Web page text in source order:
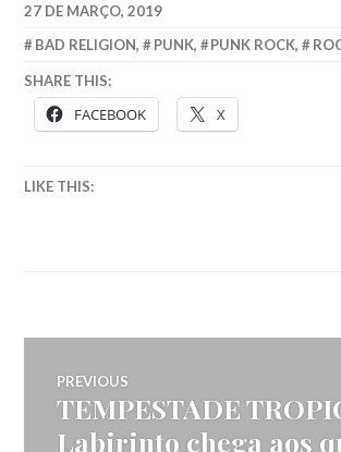
27 DE MARÇO, 2019
BAD RELIGION, PUNK, PUNK ROCK,
SHARE THIS:
FACEBOOK X
LIKE THIS:
Navegação
de
PREVIOUS
Previous
post:
TEMPESTADE
Labirinto chega aos